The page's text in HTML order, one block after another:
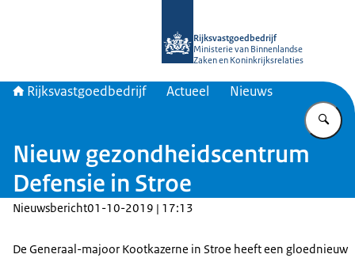
Rijksvastgoedbedrijf
Ministerie van Binnenlandse
Zaken en Koninkrijksrelaties
Rijksvastgoedbedrijf Actueel Nieuws
Nieuw gezondheidscentrum
Defensie in Stroe
Nieuwsbericht01-10-2019 | 17:13
De Generaal-majoor Kootkazerne in Stroe heeft een gloednieuw